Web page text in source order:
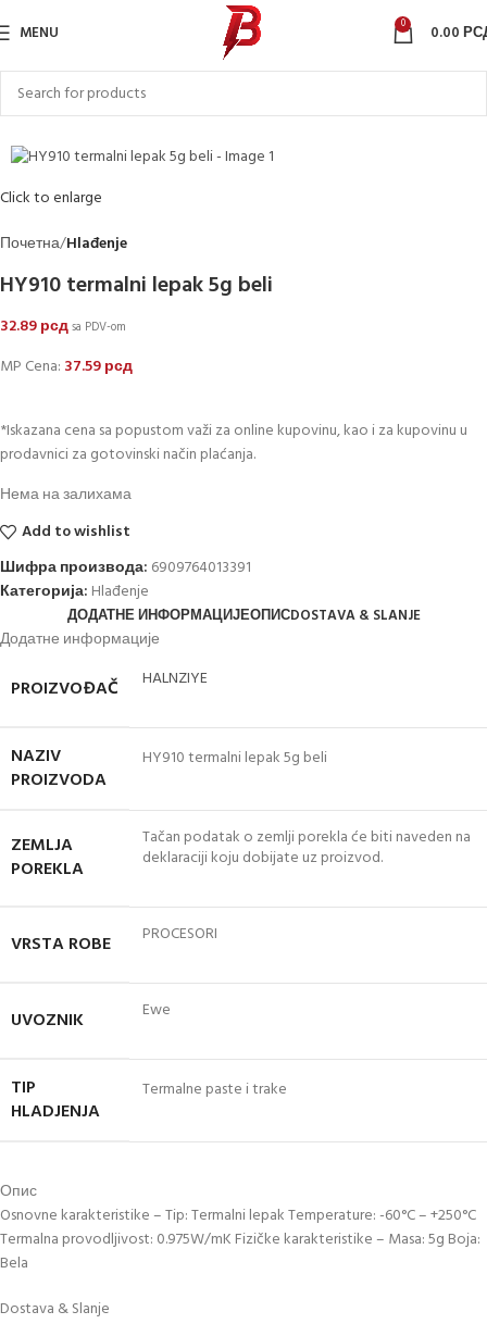
MENU 0 0.00
Sold out
Click to enlarge
Почетна Hlađenje
HY910 termalni lepak 5g beli
32.89рсдsa PDV-om
MP Cena: 37.59рсд
*Iskazana cena sa popustom važi za online kupovinu, kao i za kupovinu u
prodavnici za gotovinski način plaćanja.
Нема на залихама
Add to wishlist
Шифра производа: 6909764013391
Категорија: Hlađenje
ДОДАТНЕ ИНФОРМАЦИЈЕОПИСDOSTAVA & SLANJE
Додатне информације
PROIZVOĐAČ HALNZIYE
NAZIV
PROIZVODA
HY910 termalni lepak 5g beli
ZEMLJA
POREKLA
Tačan podatak o zemlji porekla će biti naveden na
deklaraciji koju dobijate uz proizvod.
VRSTA ROBE PROCESORI
UVOZNIK Ewe
TIP
HLADJENJA
Termalne paste i trake
Опис
Osnovne karakteristike – Tip: Termalni lepak Temperature: -60°C – +250°C
Termalna provodljivost: 0.975W/mK Fizičke karakteristike – Masa: 5g Boja:
Bela
Dostava & Slanje